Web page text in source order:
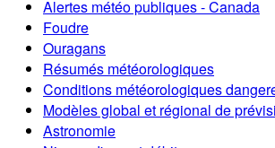
Alertes météo publiques - Canada
Foudre
Ouragans
Résumés météorologiques
Conditions météorologiques
Modèles global et régional de
Astronomie